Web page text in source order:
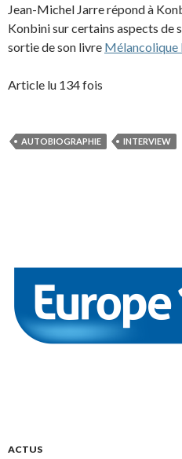
Jean-Michel Jarre répond à
Konbini sur certains aspects de
sortie de son livre Mélancolique
Article lu 134 fois
AUTOBIOGRAPHIE INTERVIEW
ACTUS